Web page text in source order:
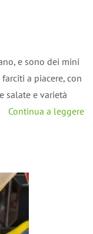
e sono dei mini
a piacere, con
salate e varietà
Continua a leggere